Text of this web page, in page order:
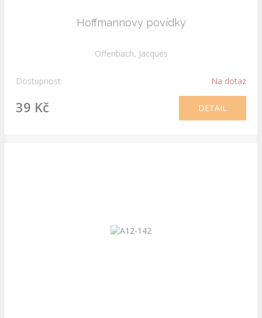
Hoffmannovy povídky
Offenbach, Jacques
Dostupnost: Na dotaz
39 Kč DETAIL